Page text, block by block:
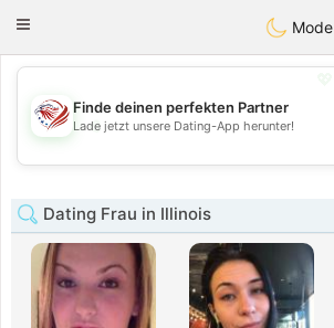
Dating
Toggle
Mode
💖
💕
Finde deinen perfekten Partner
Lade jetzt unsere Dating-App herunter!
Dating Frau in Illinois